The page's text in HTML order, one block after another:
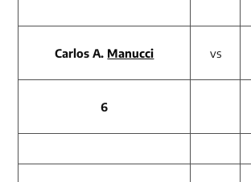
Carlos A. Manucci vs
6